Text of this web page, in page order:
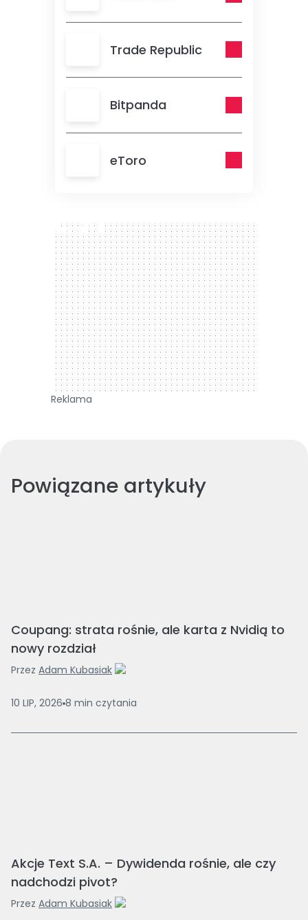
Trade Republic
Bitpanda
eToro
300 x 250
Reklama
Powiązane artykuły
Coupang: strata rośnie, ale karta z Nvidią to
nowy rozdział
Przez Adam Kubasiak
10 LIP, 2026 8 min czytania
Akcje Text S.A. – Dywidenda rośnie, ale czy
nadchodzi pivot?
Przez Adam Kubasiak